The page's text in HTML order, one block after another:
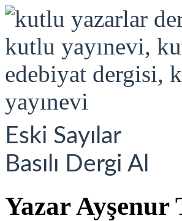
Eski Sayılar
Basılı Dergi Al
Yazar Ayşenur